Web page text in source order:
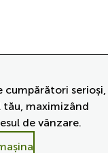
cumpărători
tău, maximizând
de vânzare.